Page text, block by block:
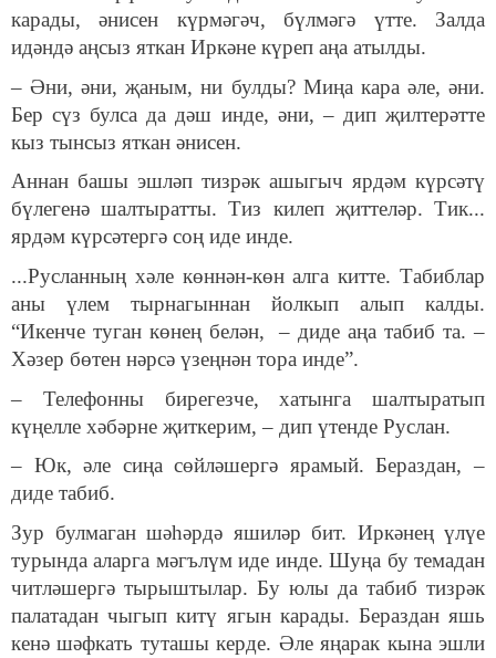
карады, әнисен күрмәгәч, бүлмәгә үтте. Залда
идәндә аңсыз яткан Иркәне күреп аңа атылды.
– Әни, әни, җаным, ни булды? Миңа кара әле, әни.
Бер сүз булса да дәш инде, әни, – дип җилтерәтте
кыз тынсыз яткан әнисен.
Аннан башы эшләп тизрәк ашыгыч ярдәм күрсәтү
бүлегенә шалтыратты. Тиз килеп җиттеләр. Тик...
ярдәм күрсәтергә соң иде инде.
...Русланның хәле көннән-көн алга китте. Табиблар
аны үлем тырнагыннан йолкып алып калды.
“Икенче туган көнең белән, – диде аңа табиб та. –
Хәзер бөтен нәрсә үзеңнән тора инде”.
– Телефонны бирегезче, хатынга шалтыратып
күңелле хәбәрне җиткерим, – дип үтенде Руслан.
– Юк, әле сиңа сөйләшергә ярамый. Бераздан, –
диде табиб.
Зур булмаган шәһәрдә яшиләр бит. Иркәнең үлүе
турында аларга мәгълүм иде инде. Шуңа бу темадан
читләшергә тырыштылар. Бу юлы да табиб тизрәк
палатадан чыгып китү ягын карады. Бераздан яшь
кенә шәфкать туташы керде. Әле яңарак кына эшли